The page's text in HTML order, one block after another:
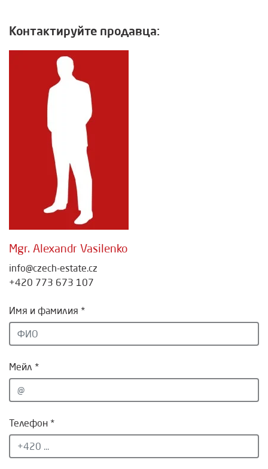
Контактируйте продавца:
Mgr. Alexandr Vasilenko
info@czech-estate.cz
+420 773 673 107
Имя и фамилия *
Мейл *
Телефон *